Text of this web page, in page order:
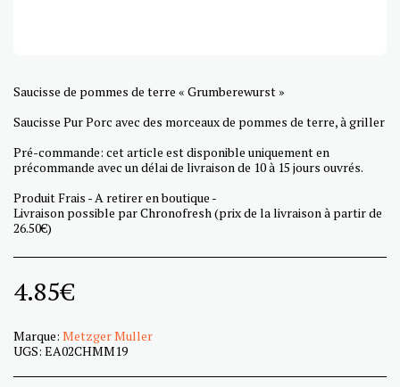
Saucisse de pommes de terre « Grumberewurst »
Saucisse Pur Porc avec des morceaux de pommes de terre, à griller
Pré-commande: cet article est disponible uniquement en
précommande avec un délai de livraison de 10 à 15 jours ouvrés.
Produit Frais - A retirer en boutique -
Livraison possible par Chronofresh (prix de la livraison à partir de
26.50€)
4.85€
Marque: Metzger Muller
UGS: EA02CHMM19